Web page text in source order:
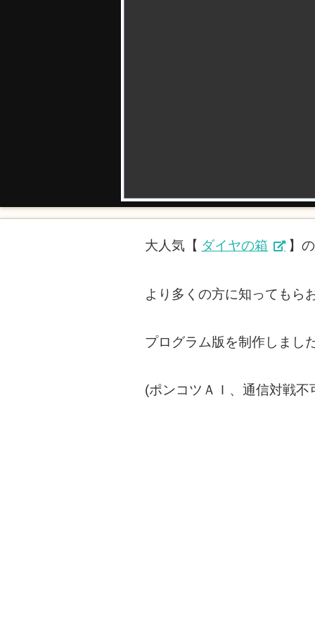
大人気【 ダイヤの箱 】
より多くの方に知ってもら
プログラム版を制作しまし
(ポンコツＡＩ、通信対戦不